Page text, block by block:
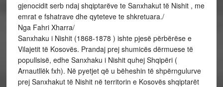
gjenocidit serb ndaj shqiptarëve te Sanxhakut të Nishit , me
emrat e fshatrave dhe qyteteve te shkretuara./
Nga Fahri Xharra/
Sanxhaku i Nishit (1868-1878 ) ishte pjesë përbërëse e
Vilajetit të Kosovës. Prandaj prej shumicës dërmuese të
popullsisë, edhe Sanxhaku i Nishit quhej Shqipëri (
Arnautllëk fxh). Në pyetjet që u bëheshin të shpërngulurve
prej Sanxhakut të Nishit në territorin e Kosovës shqiptarët